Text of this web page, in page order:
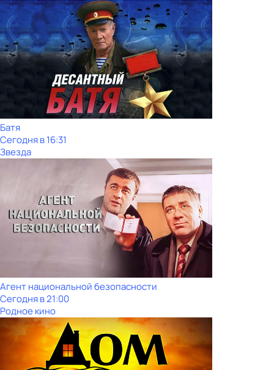
Батя
Сегодня в 16:31
Звезда
Агент национальной безопасности
Сегодня в 21:00
Родное кино